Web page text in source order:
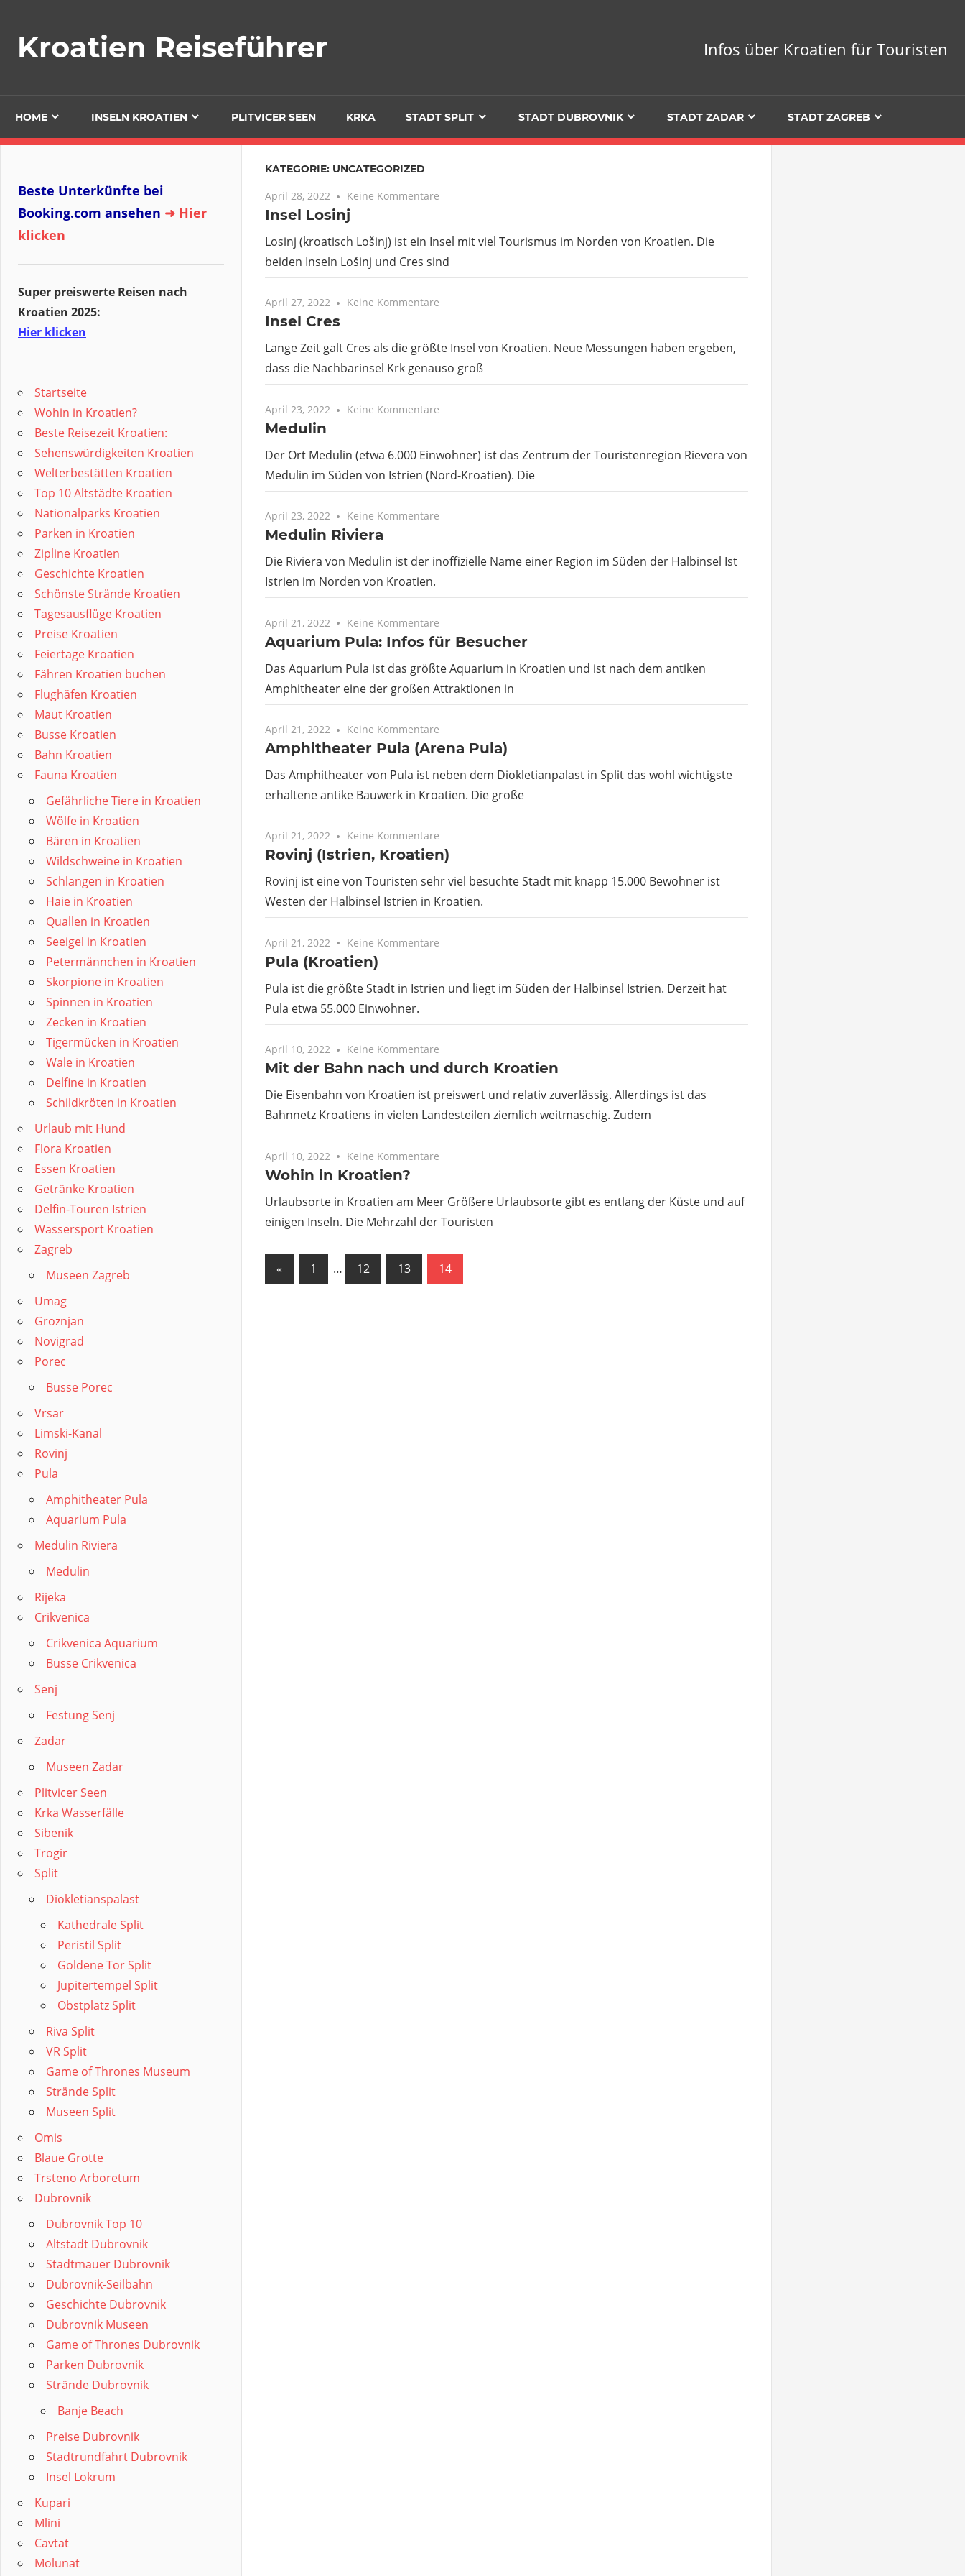
springen
Kroatien Reiseführer Infos über Kroatien für Touristen
HOME INSELN KROATIEN PLITVICER SEEN KRKA STADT SPLIT STADT DUBROVNIK STADT ZADAR STADT ZAGREB
KATEGORIE: UNCATEGORIZED
April 28, 2022 Keine Kommentare
Insel Losinj
Losinj (kroatisch Lošinj) ist ein Insel mit viel Tourismus im Norden von Kroatien. Die
beiden Inseln Lošinj und Cres sind
April 27, 2022 Keine Kommentare
Insel Cres
Lange Zeit galt Cres als die größte Insel von Kroatien. Neue Messungen haben ergeben,
dass die Nachbarinsel Krk genauso groß
April 23, 2022 Keine Kommentare
Medulin
Der Ort Medulin (etwa 6.000 Einwohner) ist das Zentrum der Touristenregion Rievera von
Medulin im Süden von Istrien (Nord-Kroatien). Die
April 23, 2022 Keine Kommentare
Medulin Riviera
Die Riviera von Medulin ist der inoffizielle Name einer Region im Süden der Halbinsel Ist
Istrien im Norden von Kroatien.
April 21, 2022 Keine Kommentare
Aquarium Pula: Infos für Besucher
Das Aquarium Pula ist das größte Aquarium in Kroatien und ist nach dem antiken
Amphitheater eine der großen Attraktionen in
April 21, 2022 Keine Kommentare
Amphitheater Pula (Arena Pula)
Das Amphitheater von Pula ist neben dem Diokletianpalast in Split das wohl wichtigste
erhaltene antike Bauwerk in Kroatien. Die große
April 21, 2022 Keine Kommentare
Rovinj (Istrien, Kroatien)
Rovinj ist eine von Touristen sehr viel besuchte Stadt mit knapp 15.000 Bewohner ist
Westen der Halbinsel Istrien in Kroatien.
April 21, 2022 Keine Kommentare
Pula (Kroatien)
Pula ist die größte Stadt in Istrien und liegt im Süden der Halbinsel Istrien. Derzeit hat
Pula etwa 55.000 Einwohner.
April 10, 2022 Keine Kommentare
Mit der Bahn nach und durch Kroatien
Die Eisenbahn von Kroatien ist preiswert und relativ zuverlässig. Allerdings ist das
Bahnnetz Kroatiens in vielen Landesteilen ziemlich weitmaschig. Zudem
April 10, 2022 Keine Kommentare
Wohin in Kroatien?
Urlaubsorte in Kroatien am Meer Größere Urlaubsorte gibt es entlang der Küste und auf
einigen Inseln. Die Mehrzahl der Touristen
Seitennummerierung
« Vorherige
Beiträge
1 … 12 13 14
Beste Unterkünfte bei
Booking.com ansehen ➜ Hier
klicken
Super preiswerte Reisen nach
Kroatien 2025:
Hier klicken
Startseite
Wohin in Kroatien?
Beste Reisezeit Kroatien:
Sehenswürdigkeiten Kroatien
Welterbestätten Kroatien
Top 10 Altstädte Kroatien
Nationalparks Kroatien
Parken in Kroatien
Zipline Kroatien
Geschichte Kroatien
Schönste Strände Kroatien
Tagesausflüge Kroatien
Preise Kroatien
Feiertage Kroatien
Fähren Kroatien buchen
Flughäfen Kroatien
Maut Kroatien
Busse Kroatien
Bahn Kroatien
Fauna Kroatien
Gefährliche Tiere in Kroatien
Wölfe in Kroatien
Bären in Kroatien
Wildschweine in Kroatien
Schlangen in Kroatien
Haie in Kroatien
Quallen in Kroatien
Seeigel in Kroatien
Petermännchen in Kroatien
Skorpione in Kroatien
Spinnen in Kroatien
Zecken in Kroatien
Tigermücken in Kroatien
Wale in Kroatien
Delfine in Kroatien
Schildkröten in Kroatien
Urlaub mit Hund
Flora Kroatien
Essen Kroatien
Getränke Kroatien
Delfin-Touren Istrien
Wassersport Kroatien
Zagreb
Museen Zagreb
Umag
Groznjan
Novigrad
Porec
Busse Porec
Vrsar
Limski-Kanal
Rovinj
Pula
Amphitheater Pula
Aquarium Pula
Medulin Riviera
Medulin
Rijeka
Crikvenica
Crikvenica Aquarium
Busse Crikvenica
Senj
Festung Senj
Zadar
Museen Zadar
Plitvicer Seen
Krka Wasserfälle
Sibenik
Trogir
Split
Diokletianspalast
Kathedrale Split
Peristil Split
Goldene Tor Split
Jupitertempel Split
Obstplatz Split
Riva Split
VR Split
Game of Thrones Museum
Strände Split
Museen Split
Omis
Blaue Grotte
Trsteno Arboretum
Dubrovnik
Dubrovnik Top 10
Altstadt Dubrovnik
Stadtmauer Dubrovnik
Dubrovnik-Seilbahn
Geschichte Dubrovnik
Dubrovnik Museen
Game of Thrones Dubrovnik
Parken Dubrovnik
Strände Dubrovnik
Banje Beach
Preise Dubrovnik
Stadtrundfahrt Dubrovnik
Insel Lokrum
Kupari
Mlini
Cavtat
Molunat